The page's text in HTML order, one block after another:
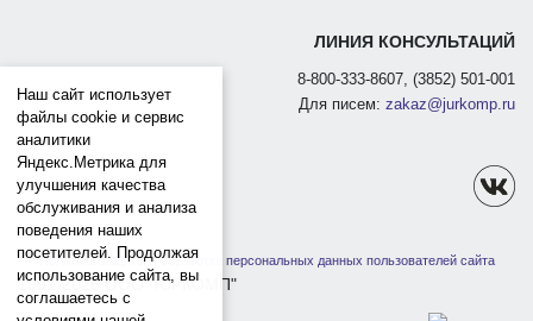
ЛИНИЯ КОНСУЛЬТАЦИЙ
8-800-333-8607, (3852) 501-001
Для писем: zakaz@jurkomp.ru
Политика защиты и обработки персональных данных пользователей сайта
1991-2026 ООО "ЮРКОМП"
Наш сайт использует
файлы cookie и сервис
аналитики
Яндекс.Метрика для
улучшения качества
обслуживания и анализа
поведения наших
посетителей. Продолжая
использование сайта, вы
соглашаетесь с